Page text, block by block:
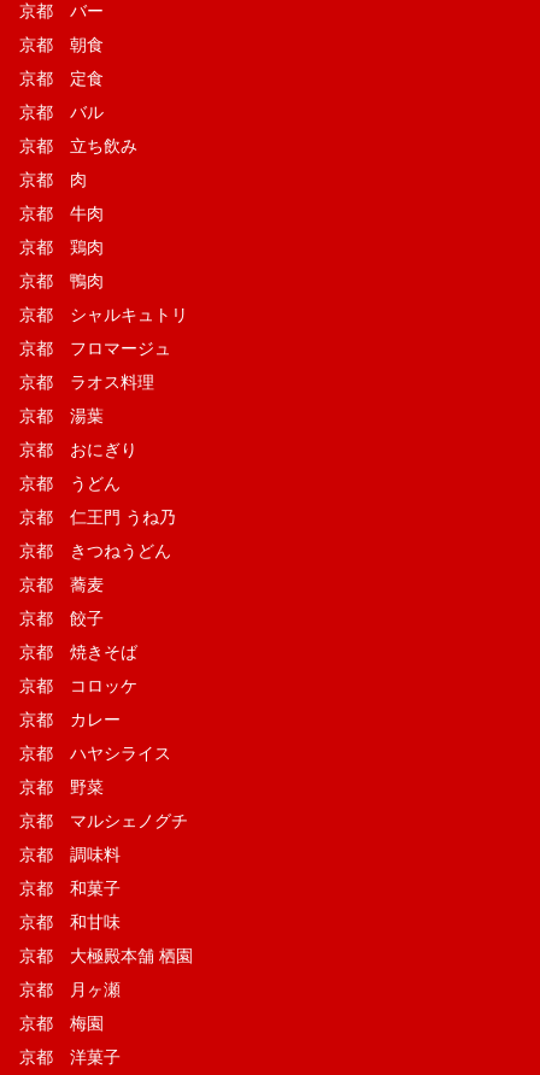
京都 バー
京都 朝食
京都 定食
京都 バル
京都 立ち飲み
京都 肉
京都 牛肉
京都 鶏肉
京都 鴨肉
京都 シャルキュトリ
京都 フロマージュ
京都 ラオス料理
京都 湯葉
京都 おにぎり
京都 うどん
京都 仁王門 うね乃
京都 きつねうどん
京都 蕎麦
京都 餃子
京都 焼きそば
京都 コロッケ
京都 カレー
京都 ハヤシライス
京都 野菜
京都 マルシェノグチ
京都 調味料
京都 和菓子
京都 和甘味
京都 大極殿本舗 栖園
京都 月ヶ瀬
京都 梅園
京都 洋菓子